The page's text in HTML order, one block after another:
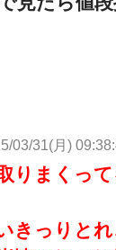
03/31(月)
りまくっ
きっりと